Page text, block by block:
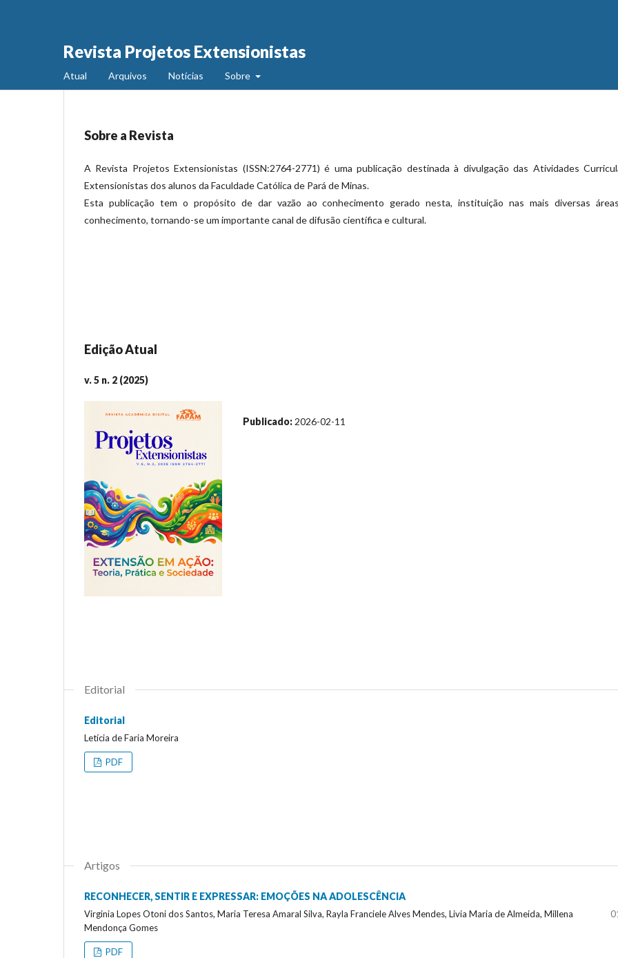
Revista Projetos Extensionistas
Atual Arquivos Notícias Sobre
Sobre a Revista
A Revista Projetos Extensionistas (ISSN:2764-2771) é uma publicação destinada à divulgação das Atividades
Extensionistas dos alunos da Faculdade Católica de Pará de Minas.
Esta publicação tem o propósito de dar vazão ao conhecimento gerado nesta, instituição nas mais diversas
conhecimento, tornando-se um importante canal de difusão científica e cultural.
Edição Atual
v. 5 n. 2 (2025)
Publicado: 2026-02-11
Editorial
Editorial
Letícia de Faria Moreira
PDF
Artigos
RECONHECER, SENTIR E EXPRESSAR: EMOÇÕES NA ADOLESCÊNCIA
Virginia Lopes Otoni dos Santos, Maria Teresa Amaral Silva, Rayla Franciele Alves Mendes, Livia Maria de Almeida, Millena
Mendonça Gomes
PDF